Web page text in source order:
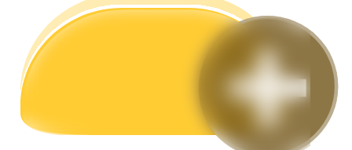
Узнайте, как оставаться прибыльным